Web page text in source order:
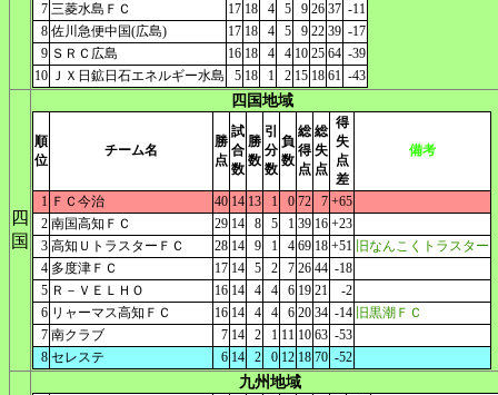
7 三菱水島ＦＣ 17 18 4 5 9 26 37 -11
8 佐川急便中国(広島) 17 18 4 5 9 22 39 -17
9 ＳＲＣ広島 16 18 4 4 10 25 64 -39
10 ＪＸ日鉱日石エネルギー水島 5 18 1 2 15 18 61 -43
四
国
四国地域
順
位
チーム名
勝
点
試
合
数
勝
数
引
分
数
負
数
総
得
点
総
失
点
得
失
点
差
備考
1 ＦＣ今治 40 14 13 1 0 72 7 +65
2 南国高知ＦＣ 29 14 8 5 1 39 16 +23
3 高知ＵトラスターＦＣ 28 14 9 1 4 69 18 +51 旧なんこくトラスター
4 多度津ＦＣ 17 14 5 2 7 26 44 -18
5 Ｒ－ＶＥＬＨＯ 16 14 4 4 6 19 21
-2
6 リャーマス高知ＦＣ 16 14 4 4 6 20 34 -14 旧黒潮ＦＣ
7 南クラブ 7 14 2 1 11 10 63 -53
8 セレステ 6 14 2 0 12 18 70 -52
九州地域